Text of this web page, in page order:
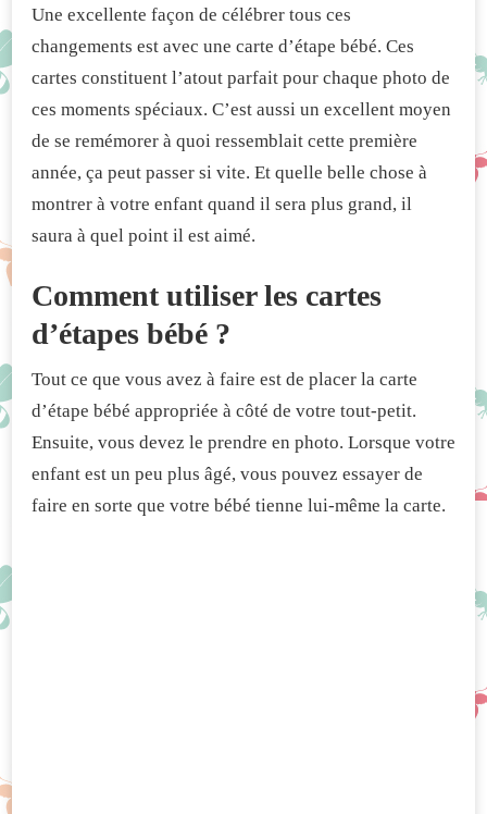
Une excellente façon de célébrer tous ces
changements est avec une carte d’étape bébé. Ces
cartes constituent l’atout parfait pour chaque photo de
ces moments spéciaux. C’est aussi un excellent moyen
de se remémorer à quoi ressemblait cette première
année, ça peut passer si vite. Et quelle belle chose à
montrer à votre enfant quand il sera plus grand, il
saura à quel point il est aimé.
Comment utiliser les cartes
d’étapes bébé ?
Tout ce que vous avez à faire est de placer la carte
d’étape bébé appropriée à côté de votre tout-petit.
Ensuite, vous devez le prendre en photo. Lorsque votre
enfant est un peu plus âgé, vous pouvez essayer de
faire en sorte que votre bébé tienne lui-même la carte.